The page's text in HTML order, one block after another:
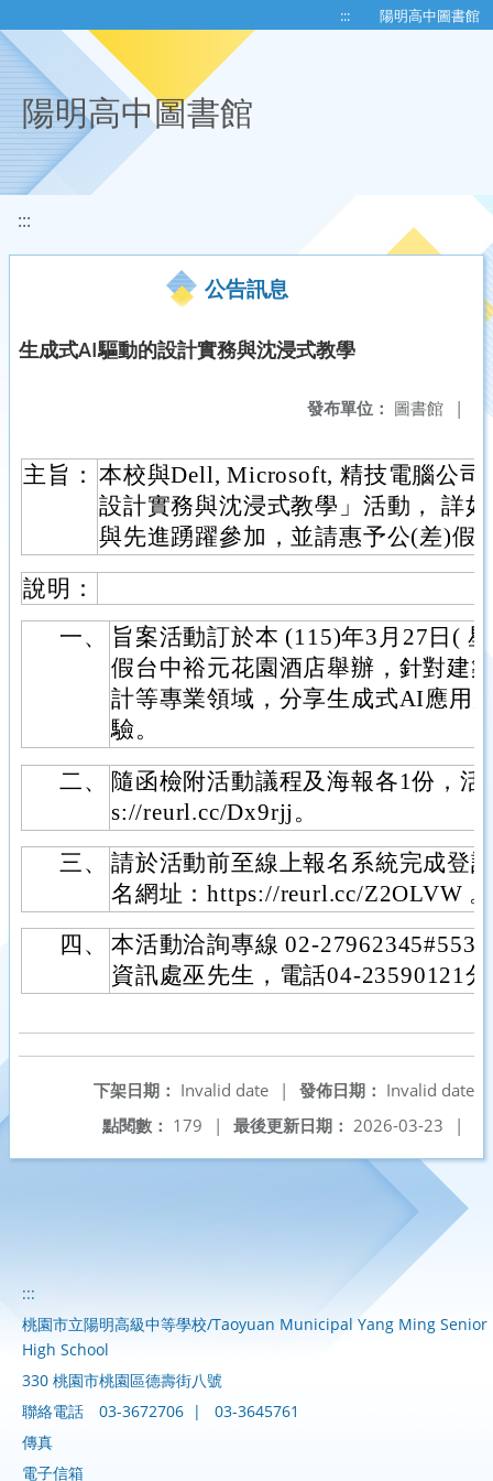
::: 陽明高中圖書館
陽明高中圖書館
:::
公告訊息
生成式AI驅動的設計實務與沈浸式教學
發布單位： 圖書館 |
主旨： 本校與Dell, Microsoft, 精技電腦公
設計實務與沈浸式教學」活動， 詳
與先進踴躍參加，並請惠予公(差)假
說明：
一、
旨案活動訂於本 (115)年3月27日(
假台中裕元花園酒店舉辦，針對建
計等專業領域，分享生成式AI應用
驗。
二、
隨函檢附活動議程及海報各1份，
s://reurl.cc/Dx9rjj。
三、
請於活動前至線上報名系統完成登
名網址：https://reurl.cc/Z2OLVW 。
四、
本活動洽詢專線 02-27962345#553
資訊處巫先生，電話04-23590121
發佈日期： Invalid date
下架日期： Invalid date
|
最後更新日期： 2026-03-23 |
點閱數： 179 |
:::
桃園市立陽明高級中等學校/Taoyuan Municipal Yang Ming Senior
High School
330 桃園市桃園區德壽街八號
聯絡電話
03-3672706 |
03-3645761
傳真
電子信箱